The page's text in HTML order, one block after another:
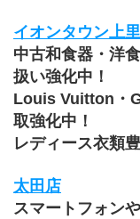
イオンタウン上
中古和食器・洋
扱い強化中！
Louis Vuitton・
取強化中！
レディース衣類
太田店
スマートフォン